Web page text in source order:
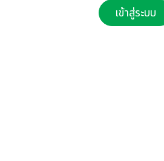
เข้าสู่ระบบ